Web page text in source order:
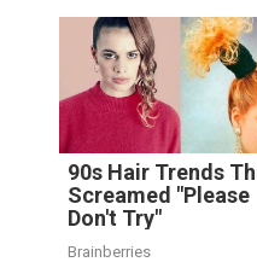
90s Hair Trends
Screamed "Please
Don't Try"
Brainberries